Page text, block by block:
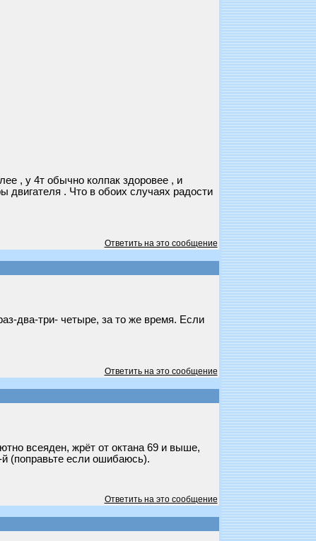
, у 4т обычно колпак здоровее , и
двигателя . Что в обоих случаях радости
Ответить на это сообщение
два-три- четыре, за то же время. Если
Ответить на это сообщение
всеяден, жрёт от октана 69 и выше,
й (поправьте если ошибаюсь).
Ответить на это сообщение